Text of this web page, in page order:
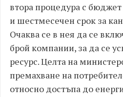
втора процедура с
и шестмесечен срок за
Очаква се в нея да се
брой компании, за да се
ресурс. Целта на
премахване на
относно достъпа до